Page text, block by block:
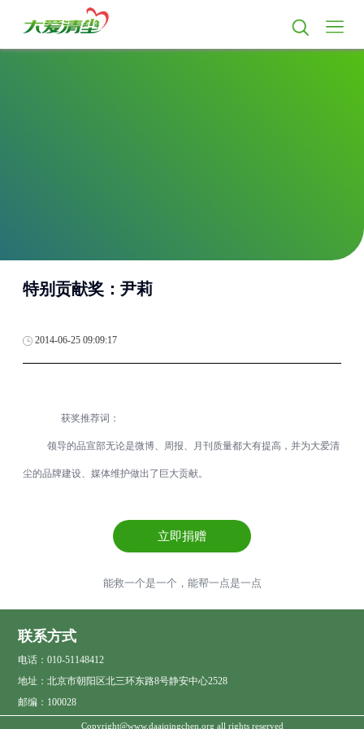
特别贡献奖：尹莉
2014-06-25 09:09:17
获奖推荐词：
领导的品宣部无论是微博、周报、月刊质量都大有提高，并为大爱清
尘的品牌建设、媒体维护做出了巨大贡献。
立即捐赠
能救一个是一个，能帮一点是一点
联系方式
电话：010-51148412
地址：北京市朝阳区北三环东路8号静安中心2528
邮编：100028
Copyright@www.daaiqingchen.org all rights reserved